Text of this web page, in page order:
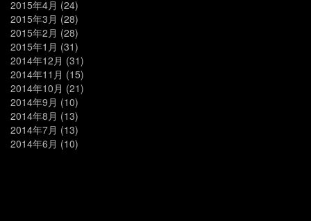
2015年4月 (24)
2015年3月 (28)
2015年2月 (28)
2015年1月 (31)
2014年12月 (31)
2014年11月 (15)
2014年10月 (21)
2014年9月 (10)
2014年8月 (13)
2014年7月 (13)
2014年6月 (10)